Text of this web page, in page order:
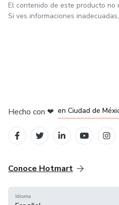
El contenido de este producto
Si ves informaciones inadecuadas,
Hecho con ❤ en Ciudad de
Conoce Hotmart
Idioma